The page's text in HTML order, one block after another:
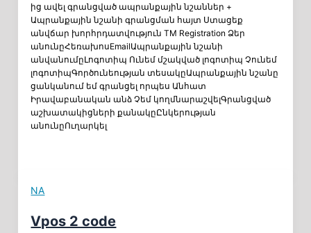
ից ավել գրանցված ապրանքային նշաններ +
Ապրանքային նշանի գրանցման հայտ Ստացեք
անվճար խորհրդատվություն TM Registration Ձեր
անունըՀեռախոսEmailԱպրանքային նշանի
անվանումըԼոգոտիպ Ունեմ մշակված լոգոտիպ Չունեմ
լոգոտիպԳործունեության տեսակըԱպրանքային նշանը
ցանկանում եմ գրանցել որպես Անհատ
Իրավաբանական անձ Չեմ կողմնարաշվելԳրանցված
աշխատակիցների քանակըԸնկերության
անունըՈւղարկել
NA
Vpos 2 code